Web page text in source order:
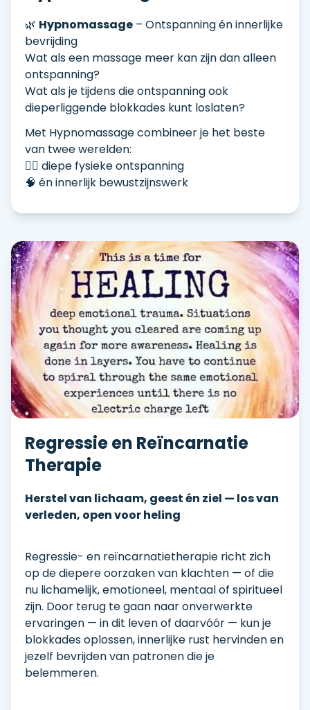
🌿 Hypnomassage – Ontspanning én innerlijke
bevrijding
Wat als een massage meer kan zijn dan alleen
ontspanning?
Wat als je tijdens die ontspanning ook
dieperliggende blokkades kunt loslaten?
Met Hypnomassage combineer je het beste
van twee werelden:
💆‍♂️ diepe fysieke ontspanning
🧠 én innerlijk bewustzijnswerk
Regressie en Reïncarnatie
Therapie
Herstel van lichaam, geest én ziel — los van
verleden, open voor heling
Regressie- en reïncarnatietherapie richt zich
op de diepere oorzaken van klachten — of die
nu lichamelijk, emotioneel, mentaal of spiritueel
zijn. Door terug te gaan naar onverwerkte
ervaringen — in dit leven of daarvóór — kun je
blokkades oplossen, innerlijke rust hervinden en
jezelf bevrijden van patronen die je
belemmeren.